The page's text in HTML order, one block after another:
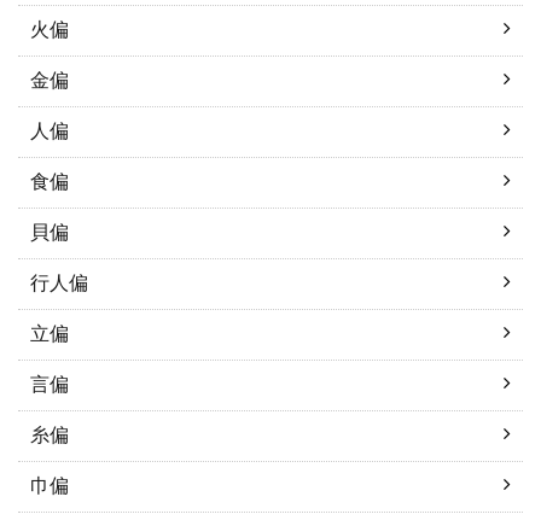
火偏
金偏
人偏
食偏
貝偏
行人偏
立偏
言偏
糸偏
巾偏